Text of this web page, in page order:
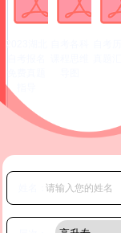
2023湖北
姓名：